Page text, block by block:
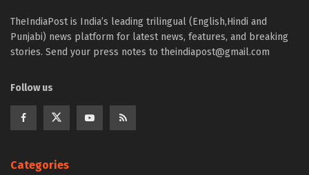
TheIndiaPost is India’s leading trilingual (English,Hindi and
Punjabi) news platform for latest news, features, and breaking
stories. Send your press notes to theindiapost@gmail.com
Follow us
Categories